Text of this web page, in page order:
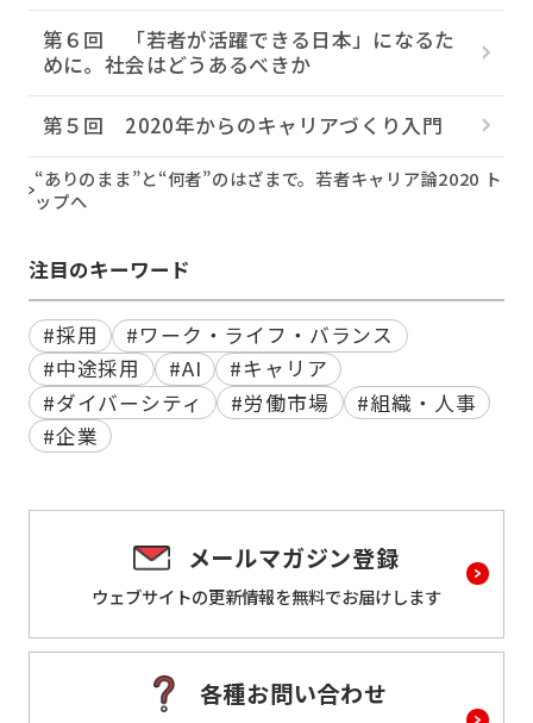
第６回 「若者が活躍できる日本」になるた
めに。社会はどうあるべきか
第５回 2020年からのキャリアづくり入門
“ありのまま”と“何者”のはざまで。若者キャリア論2020 ト
ップへ
注目のキーワード
#採用
#ワーク・ライフ・バランス
#中途採用
#AI
#キャリア
#ダイバーシティ
#労働市場
#組織・人事
#企業
メールマガジン登録
ウェブサイトの更新情報を無料でお届けします
各種お問い合わせ